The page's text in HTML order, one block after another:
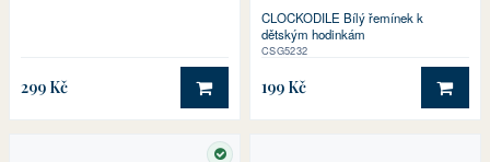
299 Kč DO KOŠÍKU
CLOCKODILE Bílý řemínek k
dětským hodinkám
CSG5232
199 Kč DO